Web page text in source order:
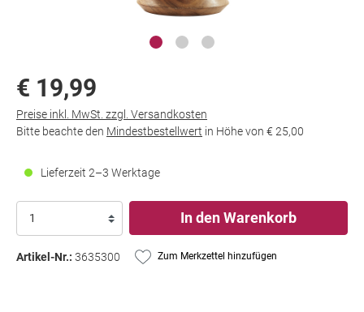
€ 19,99
Preise inkl. MwSt. zzgl. Versandkosten
Bitte beachte den Mindestbestellwert in Höhe von € 25,00
Lieferzeit 2–3 Werktage
In den Warenkorb
Artikel-Nr.: 3635300 Zum Merkzettel hinzufügen